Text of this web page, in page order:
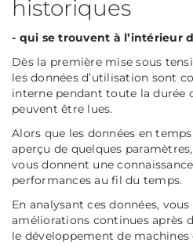
historiques
- qui se trouvent à l’intérieur
Dès la première mise sous
les données d’utilisation sont
interne pendant toute la durée
peuvent être lues.
Alors que les données en
aperçu de quelques
vous donnent une
performances au fil du temps.
En analysant ces données,
améliorations continues après
le développement de machines